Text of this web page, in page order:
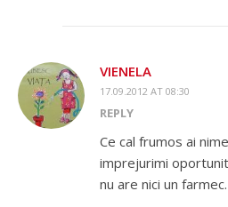
VIENELA
17.09.2012 AT 08:30
REPLY
Ce cal frumos ai
imprejurimi
nu are nici un farmec.